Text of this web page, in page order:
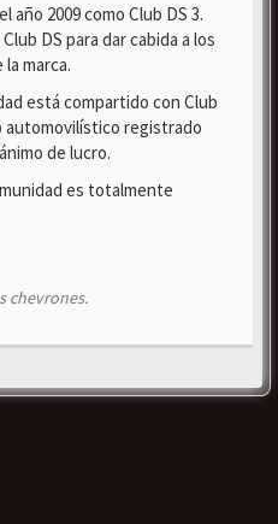
año 2009 como Club DS 3.
DS para dar cabida a los
marca.
está compartido con Club
automovilístico registrado
de lucro.
es totalmente
chevrones.